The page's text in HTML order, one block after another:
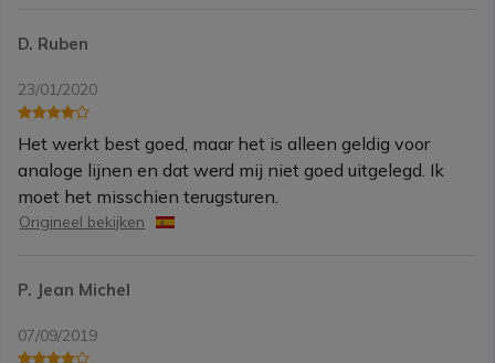
D. Ruben
23/01/2020
Het werkt best goed, maar het is alleen geldig voor
analoge lijnen en dat werd mij niet goed uitgelegd. Ik
moet het misschien terugsturen.
Origineel bekijken
P. Jean Michel
07/09/2019